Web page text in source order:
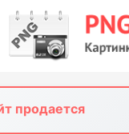
content
продается